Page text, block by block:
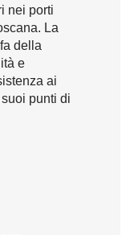
nei porti
La
della
e
ai
punti di